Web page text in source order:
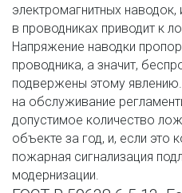
электромагнитных
в проводниках приводит к
Напряжение наводки
проводника, а значит,
подвержены этому
на обслуживание
допустимое количество
объекте за год, и, если это
пожарная сигнализация
модернизации.